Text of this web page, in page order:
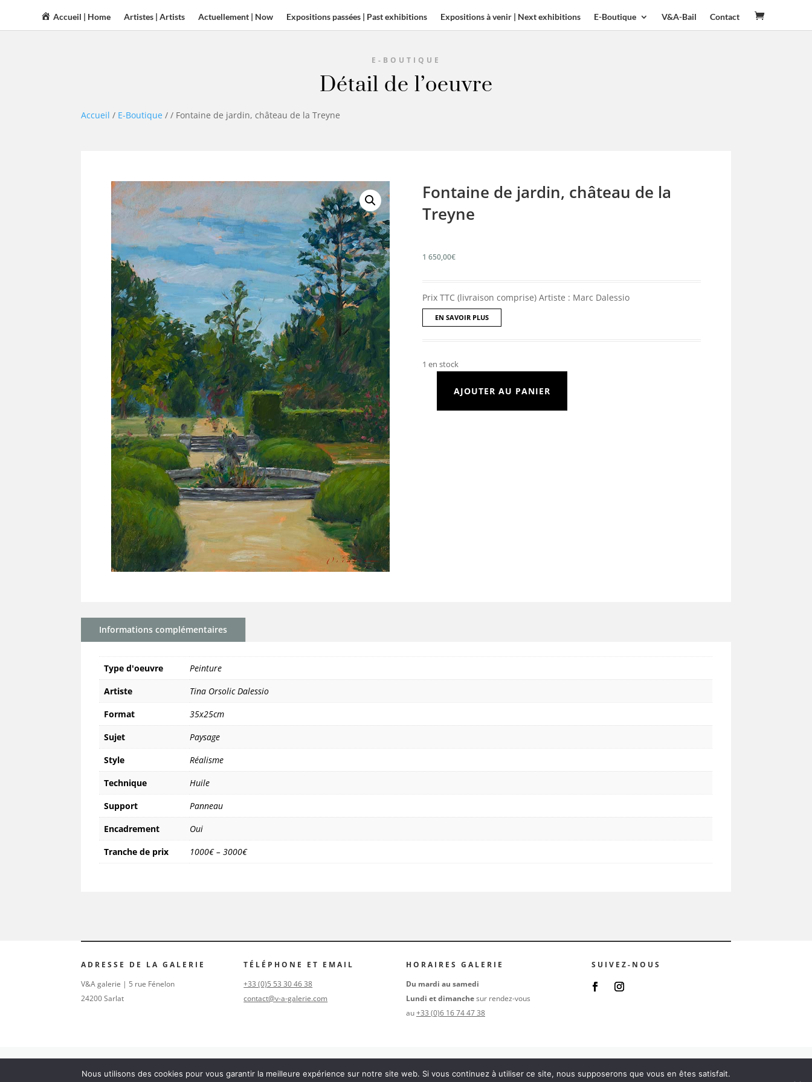
Accueil | Home Artistes | Artists Actuellement | Now Expositions passées | Past exhibitions Expositions à venir | Next exhibitions E-Boutique V&A-Bail Contact
E-BOUTIQUE
Détail de l’oeuvre
Accueil / E-Boutique // Fontaine de jardin, château de la Treyne
Fontaine de jardin, château de la
Treyne
1 650,00€
Prix TTC (livraison comprise) Artiste : Marc Dalessio
EN SAVOIR PLUS
1 en stock
quantité
AJOUTER AU PANIER
Informations complémentaires
Type d'oeuvre
Peinture
Artiste
Tina Orsolic Dalessio
Format
35x25cm
Sujet
Paysage
Style
Réalisme
Technique
Huile
Support
Panneau
Encadrement
Oui
Tranche de prix
1000€ – 3000€
ADRESSE DE LA GALERIE
V&A galerie | 5 rue Fénelon
24200 Sarlat
TÉLÉPHONE ET EMAIL
+33 (0)5 53 30 46 38
contact@v-a-galerie.com
HORAIRES GALERIE
Du mardi au samedi
Lundi et dimanchesur rendez-vous
au+33 (0)6 16 74 47 38
SUIVEZ-NOUS
Nous utilisons des cookies pour vous garantir la meilleure expérience sur notre site web. Si vous continuez à utiliser ce site, nous supposerons que vous en êtes satisfait.